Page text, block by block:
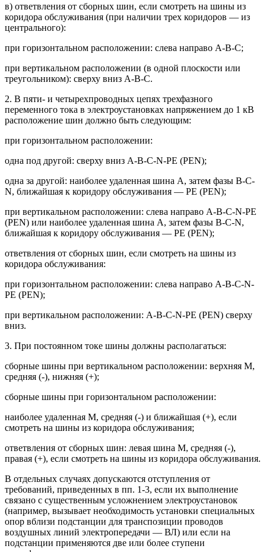
в) ответвления от сборных шин, если смотреть на шины из
коридора обслуживания (при наличии трех коридоров — из
центрального):
при горизонтальном расположении: слева направо А-В-С;
при вертикальном расположении (в одной плоскости или
треугольником): сверху вниз А-В-С.
2. В пяти- и четырехпроводных цепях трехфазного
переменного тока в электроустановках напряжением до 1 кВ
расположение шин должно быть следующим:
при горизонтальном расположении:
одна под другой: сверху вниз А-В-С-N-PE (PEN);
одна за другой: наиболее удаленная шина А, затем фазы В-С-
N, ближайшая к коридору обслуживания — PE (PEN);
при вертикальном расположении: слева направо А-В-С-N-PE
(PEN) или наиболее удаленная шина А, затем фазы В-С-N,
ближайшая к коридору обслуживания — PE (PEN);
ответвления от сборных шин, если смотреть на шины из
коридора обслуживания:
при горизонтальном расположении: слева направо А-В-С-N-
PE (PEN);
при вертикальном расположении: А-В-С-N-PE (PEN) сверху
вниз.
3. При постоянном токе шины должны располагаться:
сборные шины при вертикальном расположении: верхняя М,
средняя (-), нижняя (+);
сборные шины при горизонтальном расположении:
наиболее удаленная М, средняя (-) и ближайшая (+), если
смотреть на шины из коридора обслуживания;
ответвления от сборных шин: левая шина М, средняя (-),
правая (+), если смотреть на шины из коридора обслуживания.
В отдельных случаях допускаются отступления от
требований, приведенных в пп. 1-3, если их выполнение
связано с существенным усложнением электроустановок
(например, вызывает необходимость установки специальных
опор вблизи подстанции для транспозиции проводов
воздушных линий электропередачи — ВЛ) или если на
подстанции применяются две или более ступени